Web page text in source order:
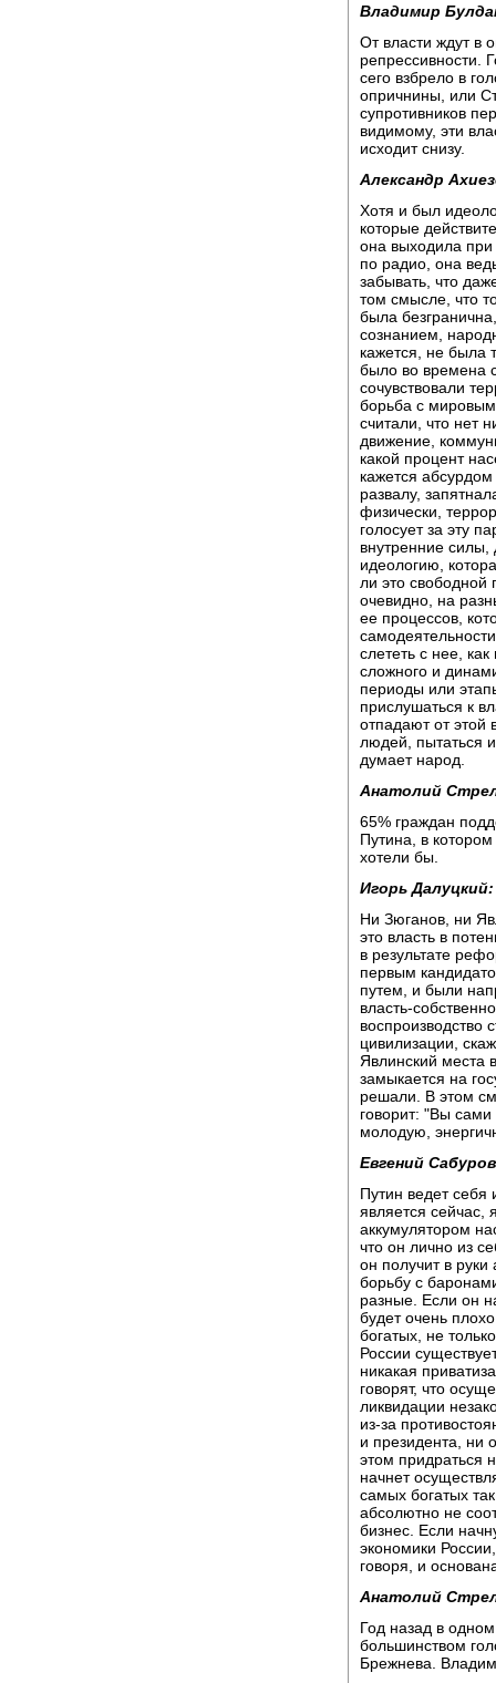
Владимир
От власти ждут в
репрессивности.
сего взбрело в
опричнины, или
супротивников
видимому, эти
исходит снизу.
Александр
Хотя и был
которые
она выходила при
по радио, она
забывать, что
том смысле, что
была
сознанием,
кажется, не была
было во времена
сочувствовали
борьба с
считали, что нет
движение,
какой процент
кажется
развалу,
физически,
голосует за эту
внутренние
идеологию,
ли это свободной
очевидно, на
ее процессов,
слететь с нее, как
сложного и
периоды или
прислушаться к
отпадают от этой
людей, пытаться
думает народ.
Анатолий
65% граждан
Путина, в
хотели бы.
Игорь Далуцкий:
Ни Зюганов, ни
это власть в
в результате
первым
путем, и были
власть-
воспроизводство
цивилизации,
Явлинский места
замыкается на
решали. В этом
говорит: "Вы
молодую,
Евгений
Путин ведет себя
является сейчас,
аккумулятором
что он лично из
он получит в
борьбу с
разные. Если он
будет очень
богатых, не
России
никакая
говорят, что
ликвидации
из-за
и президента, ни
этом придраться
начнет
самых богатых
абсолютно не
бизнес. Если
экономики
говоря, и
Анатолий
Год назад в
большинством
Брежнева.